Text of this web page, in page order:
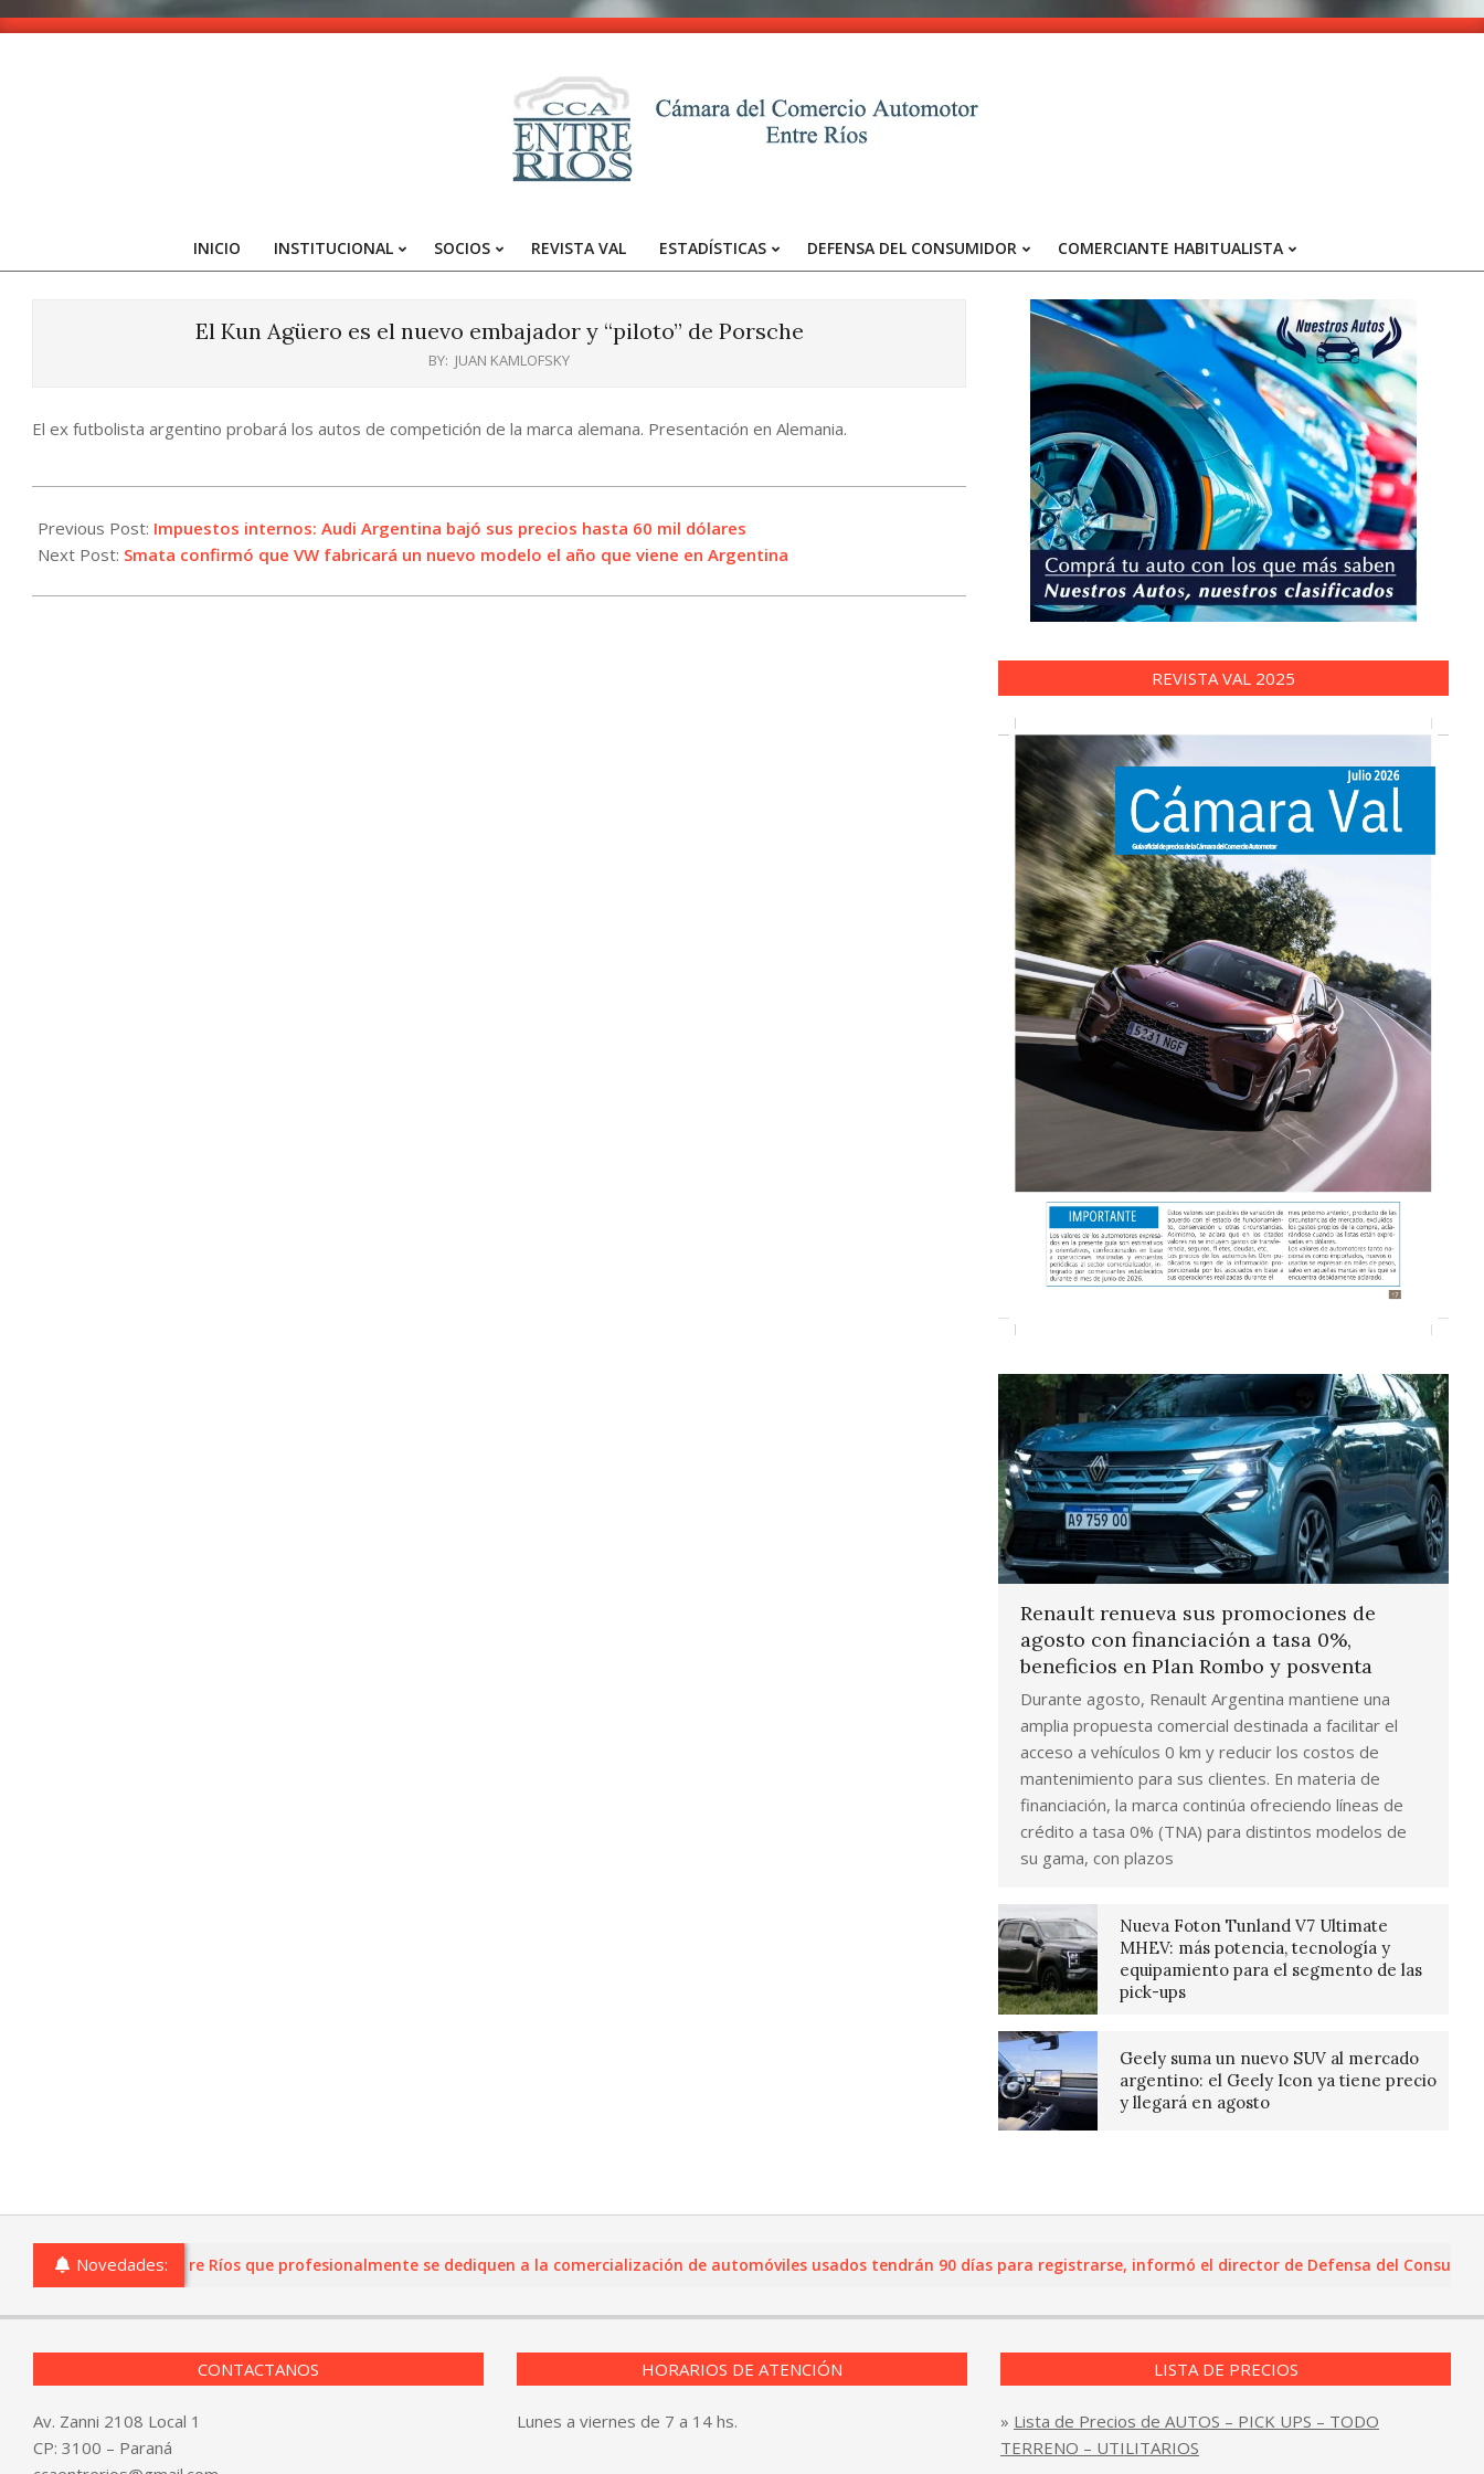
Skip
-
Entre
Primary
INICIO INSTITUCIONAL SOCIOS REVISTA VAL ESTADÍSTICAS DEFENSA DEL CONSUMIDOR COMERCIANTE HABITUALISTA
El Kun Agüero es el nuevo embajador y “piloto” de Porsche
BY: JUAN KAMLOFSKY
El ex futbolista argentino probará los autos de competición de la marca alemana. Presentación en Alemania.
02-
11
Previous Post: Impuestos internos: Audi Argentina bajó sus precios hasta 60 mil dólares
Next Post: Smata confirmó que VW fabricará un nuevo modelo el año que viene en Argentina
REVISTA VAL 2025
Renault renueva sus promociones de
agosto con financiación a tasa 0%,
beneficios en Plan Rombo y posventa
Durante agosto, Renault Argentina mantiene una
amplia propuesta comercial destinada a facilitar el
acceso a vehículos 0 km y reducir los costos de
mantenimiento para sus clientes. En materia de
financiación, la marca continúa ofreciendo líneas de
crédito a tasa 0% (TNA) para distintos modelos de
su gama, con plazos
Nueva Foton Tunland V7 Ultimate
MHEV: más potencia, tecnología y
equipamiento para el segmento de las
pick-ups
Geely suma un nuevo SUV al mercado
argentino: el Geely Icon ya tiene precio
y llegará en agosto
Novedades:
o comercios de Entre Ríos que profesionalmente se dediquen a la comercialización de automóviles usados tendrán 90 días para registrarse, informó el director de Defensa del Consumidor
CONTACTANOS
Av. Zanni 2108 Local 1
CP: 3100 – Paraná
HORARIOS DE ATENCIÓN
Lunes a viernes de 7 a 14 hs.
LISTA DE PRECIOS
» Lista de Precios de AUTOS – PICK UPS – TODO
TERRENO – UTILITARIOS